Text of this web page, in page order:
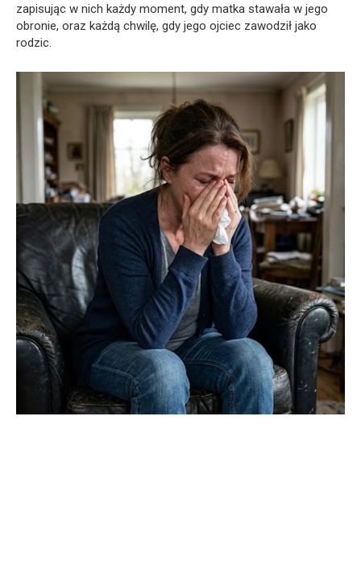
zapisując w nich każdy moment, gdy matka stawała w jego
obronie, oraz każdą chwilę, gdy jego ojciec zawodził jako
rodzic.